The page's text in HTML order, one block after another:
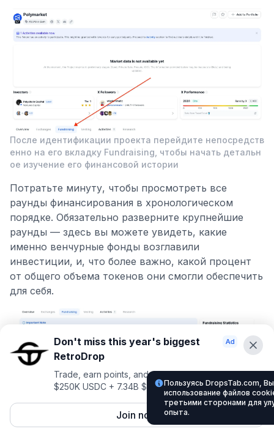
После идентификации проекта перейдите непосредств
енно на его вкладку Fundraising, чтобы начать детальн
ое изучение его финансовой истории
Потратьте минуту, чтобы просмотреть все
раунды финансирования в хронологическом
порядке. Обязательно разверните крупнейшие
раунды — здесь вы можете увидеть, какие
именно венчурные фонды возглавили
инвестиции, и, что более важно, какой процент
от общего объема токенов они смогли обеспечить
для себя.
Don't miss this year's biggest
RetroDrop
Trade, earn points, and climb for a shot at up to
$250K USDC + 7.34B $TRUE
Join now
Пользуясь DropsTab.com,
использование файлов
третьими сторонами для
опыта.